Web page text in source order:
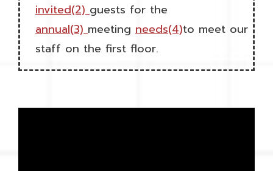
invited(2)guests for the
annual(3)meeting needs(4)to meet our
staff on the first floor.